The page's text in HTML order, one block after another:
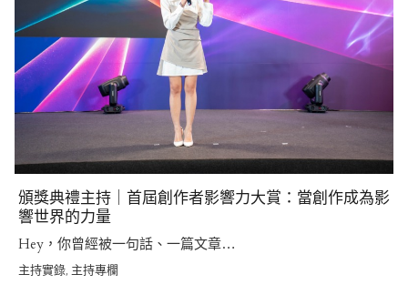
頒獎典禮主持｜首屆創作者影響力大賞：當創作成為影
響世界的力量
Hey，你曾經被一句話、一篇文章…
主持實錄, 主持專欄